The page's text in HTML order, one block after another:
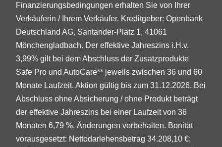
Finanzierungsbedingungen erhalten Sie von Ihrer
Verkäuferin / Ihrem Verkäufer. Kreditgeber: Openbank
Deutschland AG, Santander-Platz 1, 41061
Mönchengladbach. Der effektive Jahreszins i.H.v.
3,99% gilt bei dem Abschluss der Zusatzprodukte
Safe Pro und AutoCare** jeweils zwischen 36 und 60
Monate Laufzeit. Aktion gültig bis zum 31.12.2026. Bei
Abschluss ohne Absicherung / ohne Produkt beträgt
der effektive Jahreszins bei einer Laufzeit von 36
Monaten 6,79 %. Änderungen vorbehalten. Bonität
vorausgesetzt: Nettodarlehensbetrag 34.208,10 €;